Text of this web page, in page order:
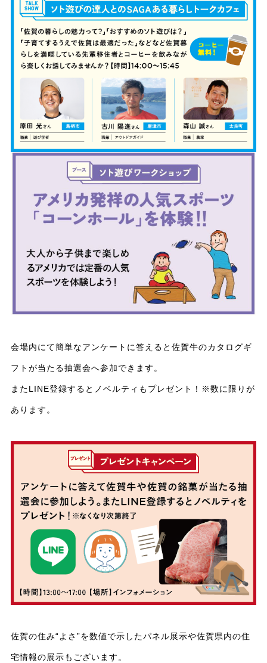
会場内にて簡単なアンケートに答えると佐賀牛のカタログギ
フトが当たる抽選会へ参加できます。
またLINE登録するとノベルティもプレゼント！※数に限りが
あります。
佐賀の住み“よさ”を数値で示したパネル展示や佐賀県内の住
宅情報の展示もございます。